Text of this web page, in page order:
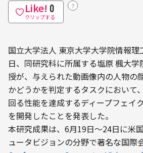
Like! 0
クリップする
？
国立大学法人 東京大学大学院情報
日、同研究科に所属する塩原 楓大
授が、与えられた動画像内の人物の
かどうかを判定するタスクにおいて
回る性能を達成するディープフェイ
を開発したことを発表した。
本研究成果は、6月19日〜24日に米
ュータビジョンの分野で著名な国際